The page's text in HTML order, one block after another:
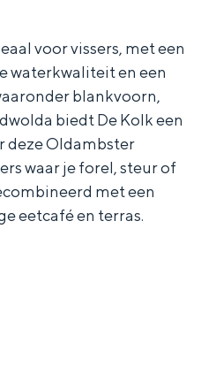
voor vissers, met een
waterkwaliteit en een
blankvoorn,
biedt De Kolk een
deze Oldambster
waar je forel, steur of
met een
eetcafé en terras.